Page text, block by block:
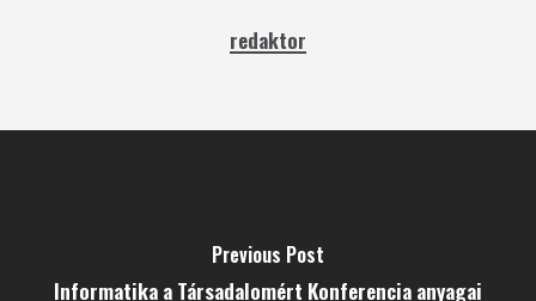
redaktor
Previous Post
Informatika a Társadalomért Konferencia anyagai